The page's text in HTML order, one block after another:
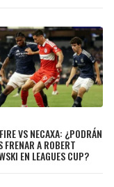
VS NECAXA: ¿PODRÁN
FRENAR A ROBERT
EN LEAGUES CUP?